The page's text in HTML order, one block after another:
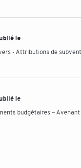
le
- Attributions de
le
budgétaires –